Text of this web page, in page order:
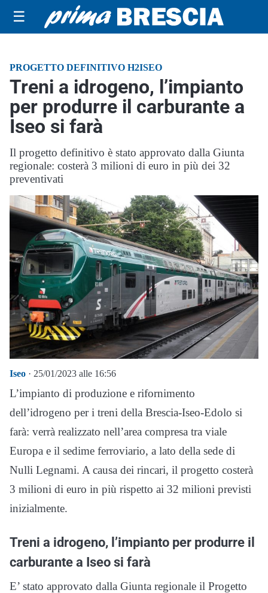
☰
PROGETTO DEFINITIVO H2ISEO
Treni a idrogeno, l’impianto
per produrre il carburante a
Iseo si farà
Il progetto definitivo è stato approvato dalla Giunta
regionale: costerà 3 milioni di euro in più dei 32
preventivati
Iseo · 25/01/2023 alle 16:56
L’impianto di produzione e rifornimento
dell’idrogeno per i treni della Brescia-Iseo-Edolo si
farà: verrà realizzato nell’area compresa tra viale
Europa e il sedime ferroviario, a lato della sede di
Nulli Legnami. A causa dei rincari, il progetto costerà
3 milioni di euro in più rispetto ai 32 milioni previsti
inizialmente.
Treni a idrogeno, l’impianto per produrre il
carburante a Iseo si farà
E’ stato approvato dalla Giunta regionale il Progetto